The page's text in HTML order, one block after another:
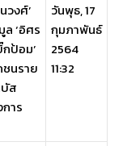
งศ์’
ล ‘อิศร
ป้อม’
นราย
ส
าร
วันพุธ, 17
กุมภาพันธ์
2564
11:32